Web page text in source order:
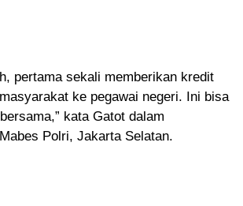
pertama sekali memberikan kredit
ke pegawai negeri. Ini bisa
kata Gatot dalam
Polri, Jakarta Selatan.